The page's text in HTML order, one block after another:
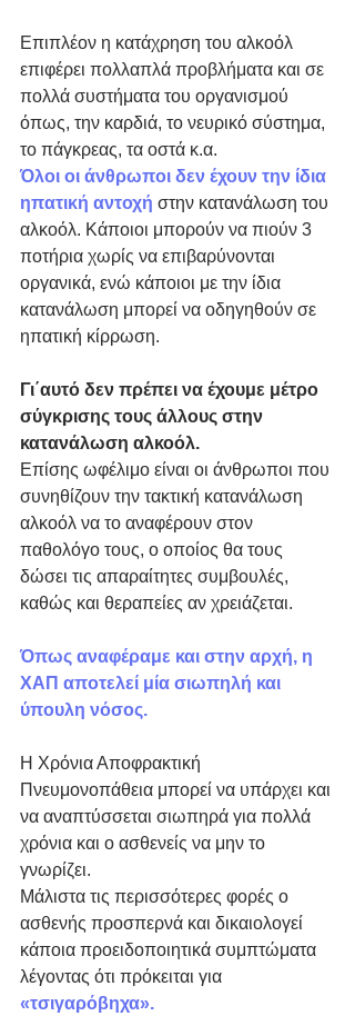
Επιπλέον η κατάχρηση του αλκοόλ
επιφέρει πολλαπλά προβλήματα και σε
πολλά συστήματα του οργανισμού
όπως, την καρδιά, το νευρικό σύστημα,
το πάγκρεας, τα οστά κ.α.
Όλοι οι άνθρωποι δεν έχουν την ίδια
ηπατική αντοχή στην κατανάλωση του
αλκοόλ. Κάποιοι μπορούν να πιούν 3
ποτήρια χωρίς να επιβαρύνονται
οργανικά, ενώ κάποιοι με την ίδια
κατανάλωση μπορεί να οδηγηθούν σε
ηπατική κίρρωση.
Γι΄αυτό δεν πρέπει να έχουμε μέτρο
σύγκρισης τους άλλους στην
κατανάλωση αλκοόλ.
Επίσης ωφέλιμο είναι οι άνθρωποι που
συνηθίζουν την τακτική κατανάλωση
αλκοόλ να το αναφέρουν στον
παθολόγο τους, ο οποίος θα τους
δώσει τις απαραίτητες συμβουλές,
καθώς και θεραπείες αν χρειάζεται.
Όπως αναφέραμε και στην αρχή, η
ΧΑΠ αποτελεί μία σιωπηλή και
ύπουλη νόσος.
Η Χρόνια Αποφρακτική
Πνευμονοπάθεια μπορεί να υπάρχει και
να αναπτύσσεται σιωπηρά για πολλά
χρόνια και ο ασθενείς να μην το
γνωρίζει.
Μάλιστα τις περισσότερες φορές ο
ασθενής προσπερνά και δικαιολογεί
κάποια προειδοποιητικά συμπτώματα
λέγοντας ότι πρόκειται για
«τσιγαρόβηχα».